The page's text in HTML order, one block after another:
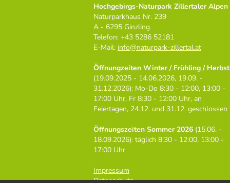
Hochgebirgs-Naturpark Zillertaler Alpen
Naturparkhaus Nr. 239
A - 6295 Ginzling
Telefon: +43 5286 52181
E-Mail: info@naturpark-zillertal.at
Öffnungzeiten Winter / Frühling / Herbst
(19.09.2025 - 14.06.2026, 19.09. -
31.12.2026): Mo-Do 8:30 - 12:00, 13:00 -
17:00 Uhr, Fr 8:30 - 12:00 Uhr, an
Feiertagen, 24.12. und 31.12. geschlossen
Öffnungszeiten Sommer 2026 (15.06. -
18.09.2026): täglich 8:30 - 12:00, 13:00 -
17:00 Uhr
Impressum
Datenschutz